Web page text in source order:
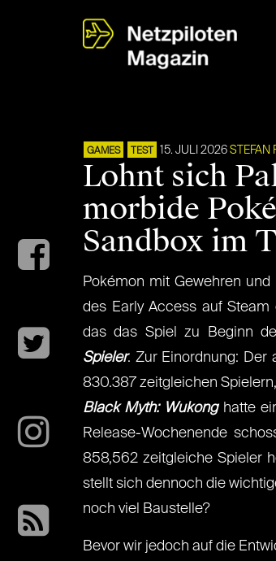
GAMES TEST 15. JULI 2026 STEFAN
Lohnt sich
morbide
Sandbox im
Pokémon mit Gewehren und
des Early Access auf
das das Spiel zu Beginn
Spieler. Zur Einordnung: Der
830.387 zeitgleichen
Black Myth: Wukonghatte
Release-Wochenende
858,562 zeitgleiche Spieler
stellt sich dennoch die
noch viel Baustelle?
Bevor wir jedoch auf die